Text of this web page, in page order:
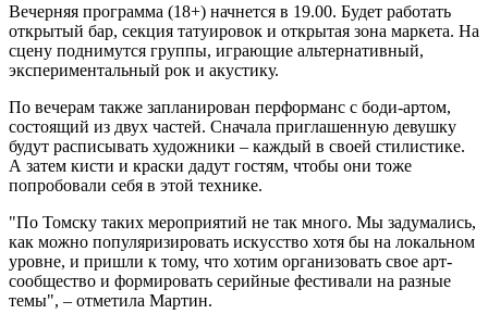
Вечерняя программа (18+) начнется в 19.00. Будет работать
открытый бар, секция татуировок и открытая зона маркета. На
сцену поднимутся группы, играющие альтернативный,
экспериментальный рок и акустику.
По вечерам также запланирован перформанс с боди-артом,
состоящий из двух частей. Сначала приглашенную девушку
будут расписывать художники – каждый в своей стилистике.
А затем кисти и краски дадут гостям, чтобы они тоже
попробовали себя в этой технике.
"По Томску таких мероприятий не так много. Мы задумались,
как можно популяризировать искусство хотя бы на локальном
уровне, и пришли к тому, что хотим организовать свое арт-
сообщество и формировать серийные фестивали на разные
темы", – отметила Мартин.